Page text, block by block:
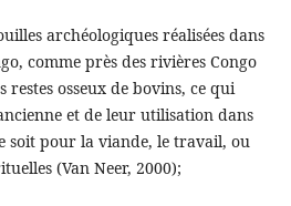
archéologiques réalisées dans
comme près des rivières Congo
restes osseux de bovins, ce qui
et de leur utilisation dans
soit pour la viande, le travail, ou
(Van Neer, 2000);